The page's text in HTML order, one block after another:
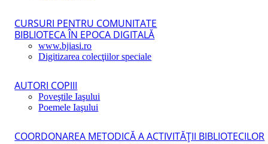
CURSURI PENTRU COMUNITATE
BIBLIOTECA ÎN EPOCA DIGITALĂ
www.bjiasi.ro
Digitizarea colecţiilor speciale
AUTORI COPIII
Poveştile Iaşului
Poemele Iaşului
COORDONAREA METODICĂ A ACTIVITĂŢII BIBLIOTECILOR